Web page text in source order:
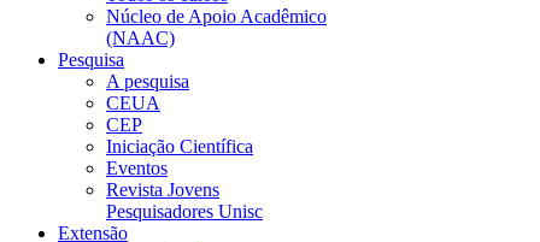
Núcleo de Apoio Acadêmico
(NAAC)
Pesquisa
A pesquisa
CEUA
CEP
Iniciação Científica
Eventos
Revista Jovens
Pesquisadores Unisc
Extensão